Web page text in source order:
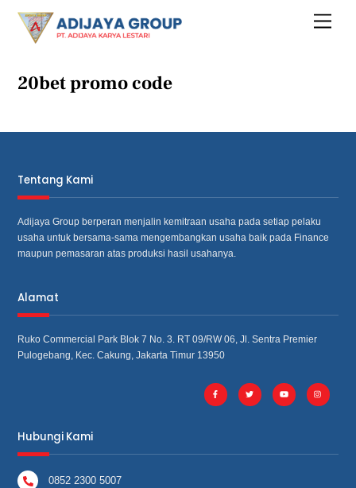
content
Menu
20bet promo code
Tentang Kami
Adijaya Group berperan menjalin kemitraan usaha pada setiap pelaku
usaha untuk bersama‐sama mengembangkan usaha baik pada Finance
maupun pemasaran atas produksi hasil usahanya.
Alamat
Ruko Commercial Park Blok 7 No. 3. RT 09/RW 06, Jl. Sentra Premier
Pulogebang, Kec. Cakung, Jakarta Timur 13950
Hubungi Kami
0852 2300 5007